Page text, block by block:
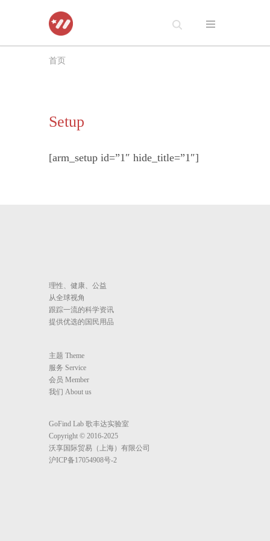
至
首页
Setup
[arm_setup id=”1″ hide_title=”1″]
理性、健康、公益
从全球视角
跟踪一流的科学资讯
提供优选的国民用品
主题 Theme
服务 Service
会员 Member
我们 About us
GoFind Lab 歌丰达实验室
Copyright © 2016-2025
沃享国际贸易（上海）有限公司
沪ICP备17054908号-2